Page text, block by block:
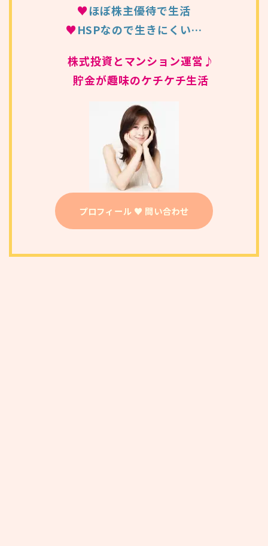
♥ほぼ株主優待で生活
♥HSPなので生きにくい…
株式投資とマンション運営♪
貯金が趣味のケチケチ生活
プロフィール ♥ 問い合わせ